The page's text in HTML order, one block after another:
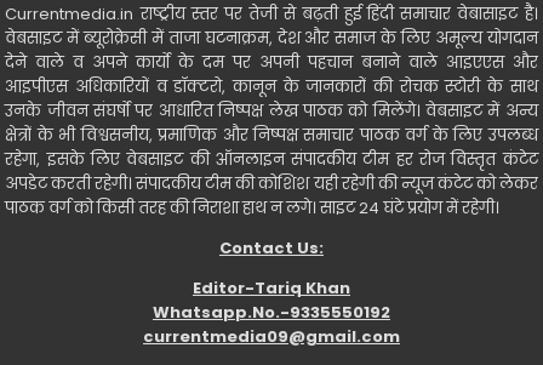
Currentmedia.in राष्ट्रीय स्तर पर तेजी से बढ़ती हुई हिंदी समाचार वेबासाइट है।
वेबसाइट में ब्यूरोक्रेसी में ताजा घटनाक्रम, देश और समाज के लिए अमूल्य योगदान
देने वाले व अपने कार्यो के दम पर अपनी पहचान बनाने वाले आइएएस और
आइपीएस अधिकारियों व डॉक्टरो, कानून के जानकारों की रोचक स्टोरी के साथ
उनके जीवन संघर्षो पर आधारित निष्पक्ष लेख पाठक को मिलेंगे। वेबसाइट में अन्य
क्षेत्रों के भी विश्वसनीय, प्रमाणिक और निष्पक्ष समाचार पाठक वर्ग के लिए उपलब्ध
रहेगा, इसके लिए वेबसाइट की ऑनलाइन संपादकीय टीम हर रोज विस्तृत कंटेट
अपडेट करती रहेगी। संपादकीय टीम की कोशिश यही रहेगी की न्यूज कंटेट को लेकर
पाठक वर्ग को किसी तरह की निराशा हाथ न लगे। साइट 24 घंटे प्रयोग में रहेगी।
Contact Us:
Editor-Tariq Khan
Whatsapp.No.-9335550192
currentmedia09@gmail.com